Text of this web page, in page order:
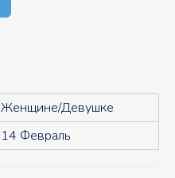
Женщине/Девушке
14 Февраль